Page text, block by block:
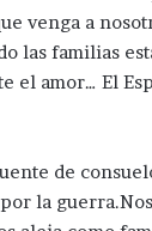
venga a
las familias
el amor… El
de
la
Red